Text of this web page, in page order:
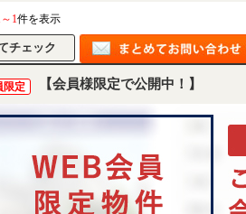
～1件を表示
限定 【会員様限定で公開中！】